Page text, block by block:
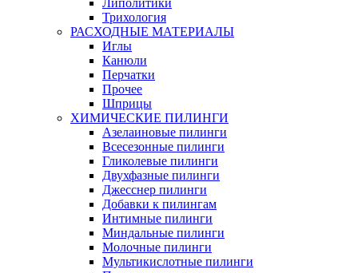
Трихология
РАСХОДНЫЕ МАТЕРИАЛЫ
Иглы
Канюли
Перчатки
Прочее
Шприцы
ХИМИЧЕСКИЕ ПИЛИНГИ
Азелаиновые пилинги
Всесезонные пилинги
Гликолевые пилинги
Двухфазные пилинги
Джесснер пилинги
Добавки к пилингам
Интимные пилинги
Миндальные пилинги
Молочные пилинги
Мультикислотные пилинги